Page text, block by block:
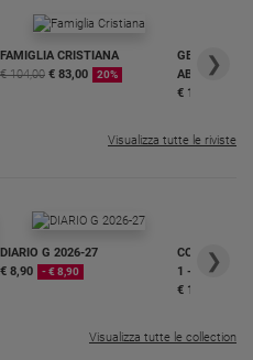
FAMIGLIA CRISTIANA
€ 104,00 € 83,00 20%
GBABY
€ 16,99
❯
Visualizza tutte le riviste
DIARIO G 2026-27
€ 8,90
- € 8,90
COLLANA
1 - 2
€ 18,50
❯
Visualizza tutte le collection